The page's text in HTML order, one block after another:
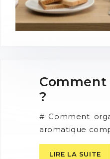
?
# Comment
aromatique
LIRE LA SUITE